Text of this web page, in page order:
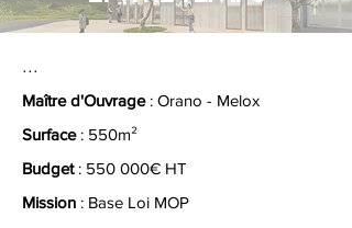
...
Maître d'Ouvrage: Orano - Melox
Surface: 550m²
Budget: 550 000€ HT
Mission : Base Loi MOP